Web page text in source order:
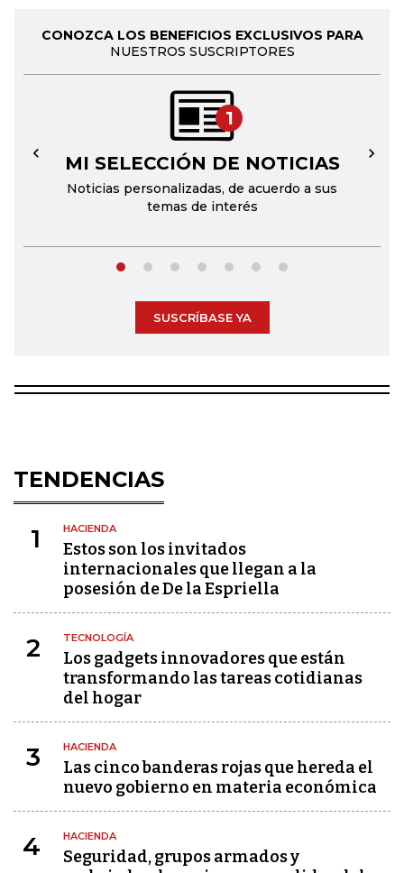
CONOZCA LOS BENEFICIOS EXCLUSIVOS PARA
NUESTROS SUSCRIPTORES
1
MI SELECCIÓN DE NOTICIAS
Noticias personalizadas, de acuerdo a sus
temas de interés
← →
SUSCRÍBASE YA
TENDENCIAS
1 HACIENDA
Estos son los invitados
internacionales que llegan a la
posesión de De la Espriella
2 TECNOLOGÍA
Los gadgets innovadores que están
transformando las tareas cotidianas
del hogar
3 HACIENDA
Las cinco banderas rojas que hereda el
nuevo gobierno en materia económica
4 HACIENDA
Seguridad, grupos armados y